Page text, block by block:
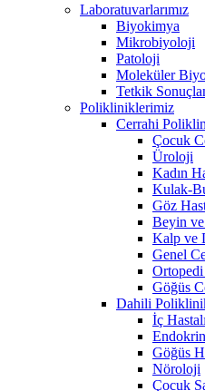
Laboratuvarlarımız
Biyokimya
Mikrobiyoloji
Patoloji
Moleküler
Tetkik
Polikliniklerimiz
Cerrahi
Çocuk
Üroloji
Kadın
Kulak-
Göz
Beyin
Kalp ve
Genel
Göğüs
Dahili
İç
Göğüs
Nöroloji
Çocuk